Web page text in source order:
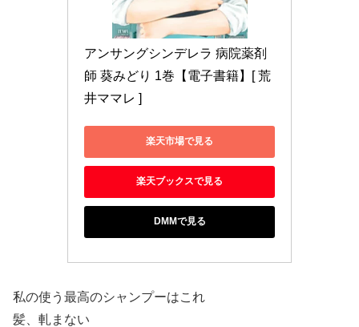
アンサングシンデレラ 病院薬剤
師 葵みどり 1巻【電子書籍】[ 荒
井ママレ ]
楽天市場で見る
楽天ブックスで見る
DMMで見る
私の使う最高のシャンプーはこれ
髪、軋まない